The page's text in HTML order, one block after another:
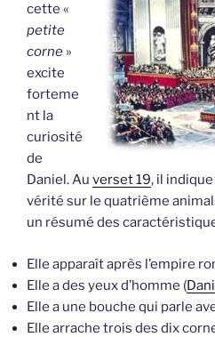
cette «
petite
corne »
excite
forteme
nt la
curiosité
de
Daniel. Au verset 19, il
vérité sur le quatrième
un résumé des
Elle apparaît après l’empire
Elle a des yeux d’homme (
Elle a une bouche qui parle
Elle arrache trois des dix